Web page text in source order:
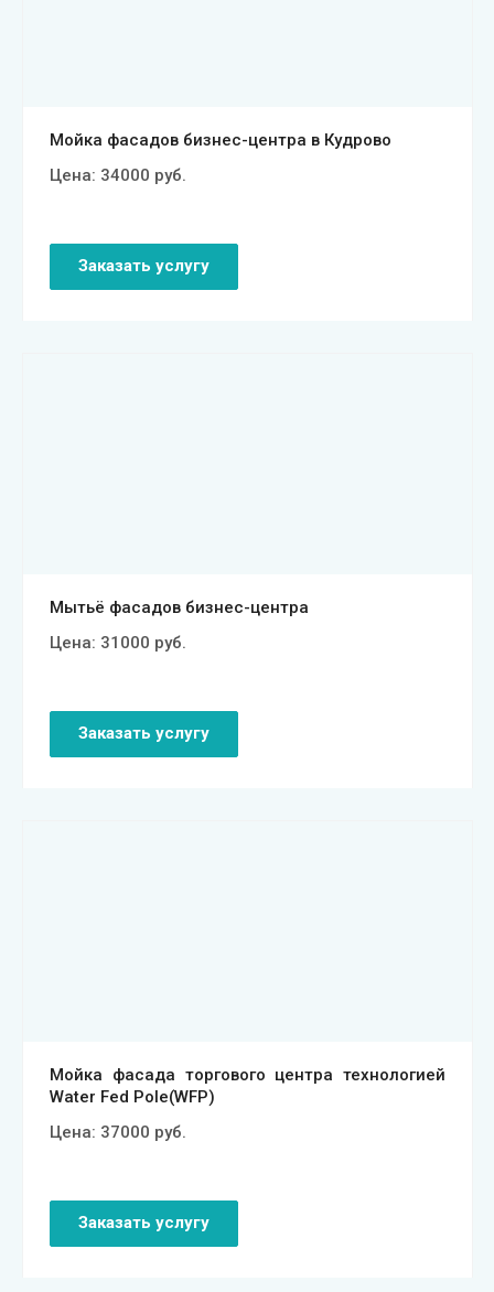
Мойка фасадов бизнес-центра в Кудрово
Цена: 34000 руб.
Заказать услугу
Мытьё фасадов бизнес-центра
Цена: 31000 руб.
Заказать услугу
Мойка фасада торгового центра технологией
Water Fed Pole(WFP)
Цена: 37000 руб.
Заказать услугу